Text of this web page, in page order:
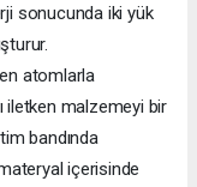
sonucunda iki yük
atomlarla
iletken malzemeyi bir
bandında
içerisinde